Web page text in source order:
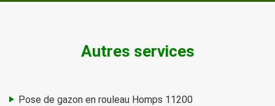
Autres services
Pose de gazon en rouleau Homps 11200